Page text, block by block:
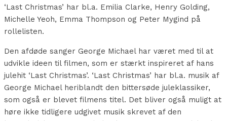
‘Last Christmas’ har bl.a. Emilia Clarke, Henry Golding,
Michelle Yeoh, Emma Thompson og Peter Mygind på
rollelisten.
Den afdøde sanger George Michael har været med til at
udvikle ideen til filmen, som er stærkt inspireret af hans
julehit ‘Last Christmas’. ‘Last Christmas’ har bl.a. musik af
George Michael heriblandt den bittersøde juleklassiker,
som også er blevet filmens titel. Det bliver også muligt at
høre ikke tidligere udgivet musik skrevet af den